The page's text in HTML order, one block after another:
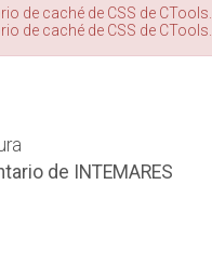
de caché de CSS de
de caché de CSS de
de INTEMARES